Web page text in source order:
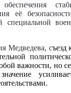
её
специальной
Медведева, съезд
важности, но